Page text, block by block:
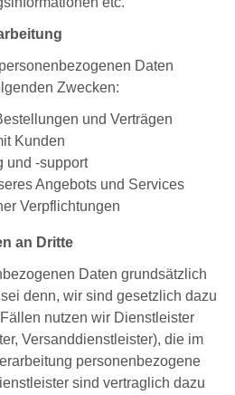
Daten
Zwecken:
und Verträgen
Kunden
und -support
Angebots und Services
Verpflichtungen
an Dritte
Daten grundsätzlich
denn, wir sind gesetzlich dazu
nutzen wir Dienstleister
Versanddienstleister), die im
personenbezogene
sind vertraglich dazu